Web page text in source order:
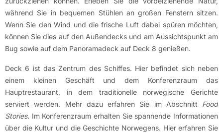
während Sie in bequemen Stühlen an großen Fenstern sitzen.
Wenn Sie den Wind und die frische Luft dabei spüren möchten,
können Sie dies auf den Außendecks und am Aussichtspunkt am
Bug sowie auf dem Panoramadeck auf Deck 8 genießen.
Deck 6 ist das Zentrum des Schiffes. Hier befindet sich neben
einem kleinen Geschäft und dem Konferenzraum das
Hauptrestaurant, in dem traditionelle norwegische Gerichte
serviert werden. Mehr dazu erfahren Sie im Abschnitt Food
Stories. Im Konferenzraum erhalten Sie spannende Informationen
über die Kultur und die Geschichte Norwegens. Hier erfahren Sie